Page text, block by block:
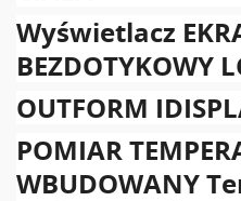
Wyświetlacz
BEZDOTYKOWY
OUTFORM
POMIAR
WBUDOWANY